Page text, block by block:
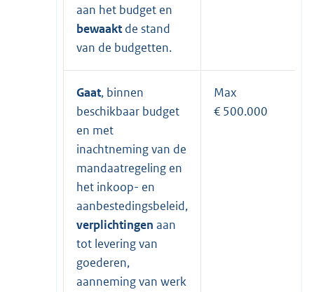
aan het budget en
bewaaktde stand
van de budgetten.
Gaat, binnen
beschikbaar budget
en met
inachtneming van de
mandaatregeling en
het inkoop- en
aanbestedingsbeleid,
verplichtingen aan
tot levering van
goederen,
aanneming van werk
Max
€ 500.000